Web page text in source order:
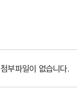
첨부파일이 없습니다.